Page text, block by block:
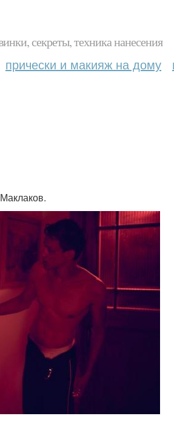
секреты, техника нанесения
прически и макияж на дому